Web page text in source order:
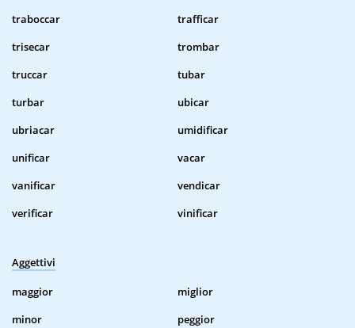
traboccar
trafficar
trisecar
trombar
truccar
tubar
turbar
ubicar
ubriacar
umidificar
unificar
vacar
vanificar
vendicar
verificar
vinificar
Aggettivi
maggior
miglior
minor
peggior